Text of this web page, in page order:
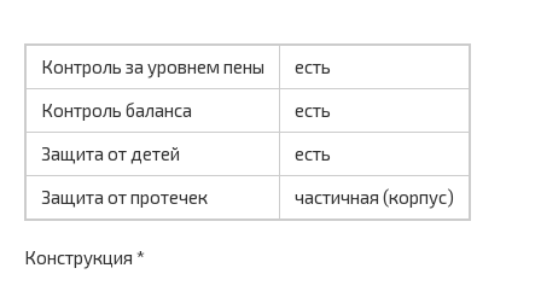
Контроль за уровнем пены
есть
Контроль баланса
есть
Защита от детей
есть
Защита от протечек
частичная (корпус)
Конструкция *